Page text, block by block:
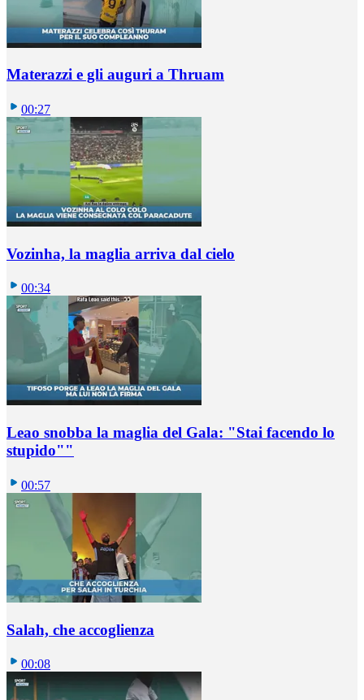
Materazzi e gli auguri a Thruam
00:27
Vozinha, la maglia arriva dal cielo
00:34
Leao snobba la maglia del Gala: "Stai facendo lo
stupido""
00:57
Salah, che accoglienza
00:08